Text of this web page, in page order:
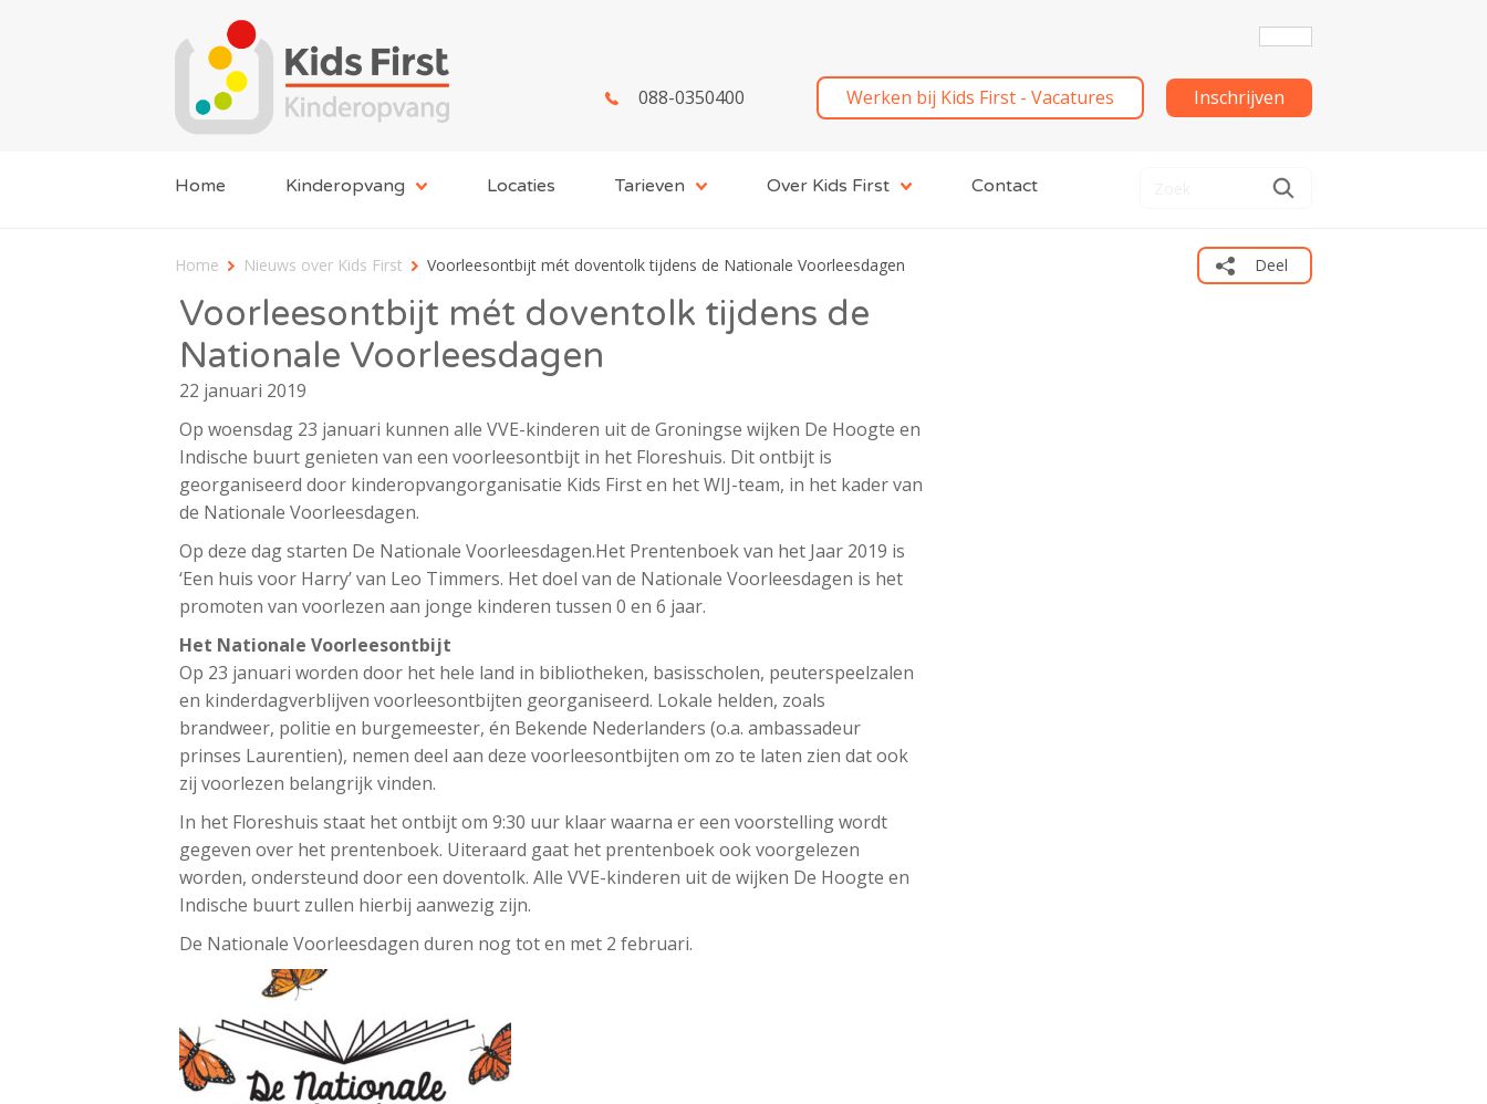
088-0350400 Werken bij Kids First - Vacatures Inschrijven
Home Kinderopvang Locaties Tarieven Over Kids First Contact
Home Nieuws over Kids First Voorleesontbijt mét doventolk tijdens de Nationale Voorleesdagen Deel
Voorleesontbijt mét doventolk tijdens de
Nationale Voorleesdagen
22 januari 2019
Op woensdag 23 januari kunnen alle VVE-kinderen uit de Groningse wijken De Hoogte en
Indische buurt genieten van een voorleesontbijt in het Floreshuis. Dit ontbijt is
georganiseerd door kinderopvangorganisatie Kids First en het WIJ-team, in het kader van
de Nationale Voorleesdagen.
Op deze dag starten De Nationale Voorleesdagen.Het Prentenboek van het Jaar 2019 is
‘Een huis voor Harry’ van Leo Timmers. Het doel van de Nationale Voorleesdagen is het
promoten van voorlezen aan jonge kinderen tussen 0 en 6 jaar.
Het Nationale Voorleesontbijt
Op 23 januari worden door het hele land in bibliotheken, basisscholen, peuterspeelzalen
en kinderdagverblijven voorleesontbijten georganiseerd. Lokale helden, zoals
brandweer, politie en burgemeester, én Bekende Nederlanders (o.a. ambassadeur
prinses Laurentien), nemen deel aan deze voorleesontbijten om zo te laten zien dat ook
zij voorlezen belangrijk vinden.
In het Floreshuis staat het ontbijt om 9:30 uur klaar waarna er een voorstelling wordt
gegeven over het prentenboek. Uiteraard gaat het prentenboek ook voorgelezen
worden, ondersteund door een doventolk. Alle VVE-kinderen uit de wijken De Hoogte en
Indische buurt zullen hierbij aanwezig zijn.
De Nationale Voorleesdagen duren nog tot en met 2 februari.